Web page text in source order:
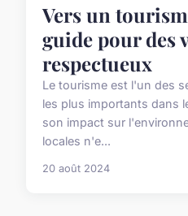
Vers un
guide pour des
respectueux
Le tourisme est l'un des
les plus importants dans
son impact sur
locales n'e...
20 août 2024